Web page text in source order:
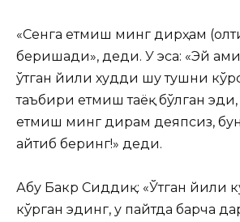
«Сенга етмиш минг дирҳам
беришади», деди. У эса: «Эй
ўтган йили худди шу тушни
таъбири етмиш таёқ бўлган эди,
етмиш минг дирам деяпсиз,
айтиб беринг!» деди.
Абу Бакр Сиддиқ: «Ўтган йили
кўрган эдинг, у пайтда барча